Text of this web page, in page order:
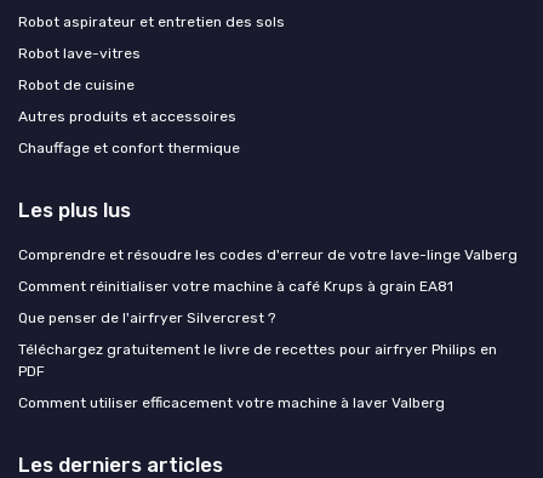
Robot aspirateur et entretien des sols
Robot lave-vitres
Robot de cuisine
Autres produits et accessoires
Chauffage et confort thermique
Les plus lus
Comprendre et résoudre les codes d'erreur de votre lave-linge Valberg
Comment réinitialiser votre machine à café Krups à grain EA81
Que penser de l'airfryer Silvercrest ?
Téléchargez gratuitement le livre de recettes pour airfryer Philips en
PDF
Comment utiliser efficacement votre machine à laver Valberg
Les derniers articles